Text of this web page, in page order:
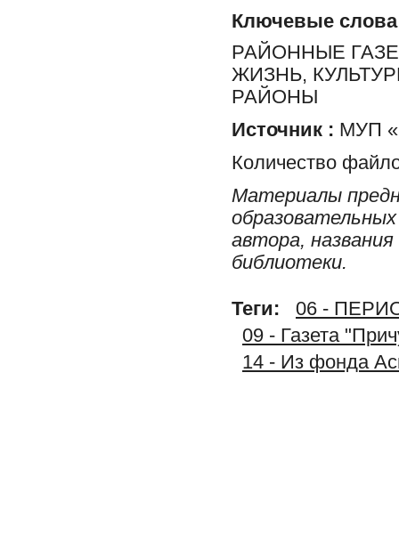
Ключевые слова
РАЙОННЫЕ
ЖИЗНЬ,
РАЙОНЫ
Источник : МУП
Количество
Материалы
автора,
библиотеки.
Теги:
06 -
09 - Газета
14 - Из фонда